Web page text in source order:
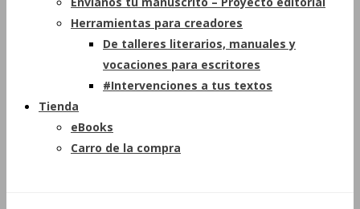
Herramientas para creadores
De talleres literarios, manuales y
vocaciones para escritores
#Intervenciones a tus textos
Tienda
eBooks
Carro de la compra